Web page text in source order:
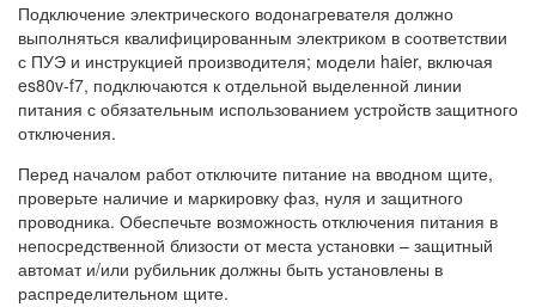
Подключение электрического водонагревателя должно
выполняться квалифицированным электриком в соответствии
с ПУЭ и инструкцией производителя; модели haier, включая
es80v-f7, подключаются к отдельной выделенной линии
питания с обязательным использованием устройств защитного
отключения.
Перед началом работ отключите питание на вводном щите,
проверьте наличие и маркировку фаз, нуля и защитного
проводника. Обеспечьте возможность отключения питания в
непосредственной близости от места установки – защитный
автомат и/или рубильник должны быть установлены в
распределительном щите.